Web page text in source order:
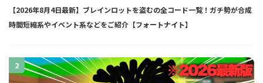
【2026年8月4日最新】ブレインロットを盗むの全コード一覧！ガチ勢が合成
時間短縮系やイベント系などをご紹介【フォートナイト】
2